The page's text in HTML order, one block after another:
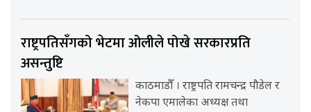
राष्ट्रपतिसँगको भेटमा ओलीले पोखे सरकारप्रति
असन्तुष्टि
काठमाडौँ । राष्ट्रपति रामचन्द्र पौडेल र
नेकपा एमालेका अध्यक्ष तथा